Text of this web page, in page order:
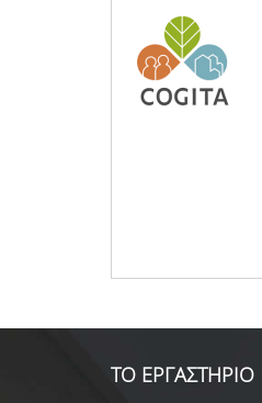
ΤΟ ΕΡΓΑΣΤΗΡΙΟ